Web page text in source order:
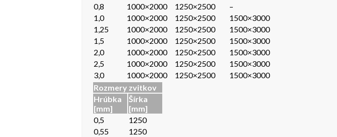
0,8
1000×2000 1250×2500
–
1,0
1000×2000 1250×2500
1500×3000
1,25
1000×2000 1250×2500
1500×3000
1,5
1000×2000 1250×2500
1500×3000
2,0
1000×2000 1250×2500
1500×3000
2,5
1000×2000 1250×2500
1500×3000
3,0
1000×2000 1250×2500
1500×3000
Rozmery zvitkov
Hrúbka
[mm]
Šírka
[mm]
0,5
1250
0,55
1250